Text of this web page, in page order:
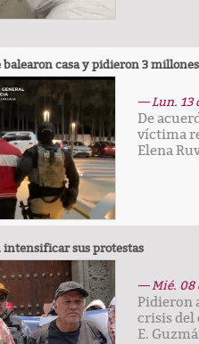
casa y pidieron 3 millones
— Lun. 13
De
víctima
Elena
intensificar sus protestas
— Mié. 08
Pidieron
crisis del
E.
Augusto Pérez y Raymundo
buscan venderse caro a